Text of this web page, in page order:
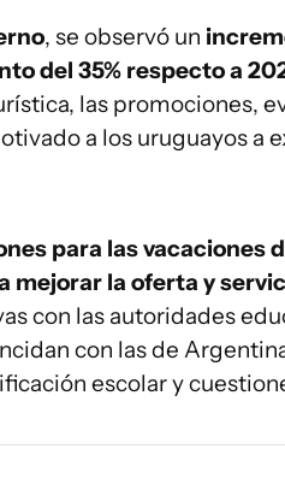
, se observó un
del 35% respecto a
las promociones,
a los uruguayos a
para las vacaciones
mejorar la oferta y
con las autoridades
con las de
escolar y